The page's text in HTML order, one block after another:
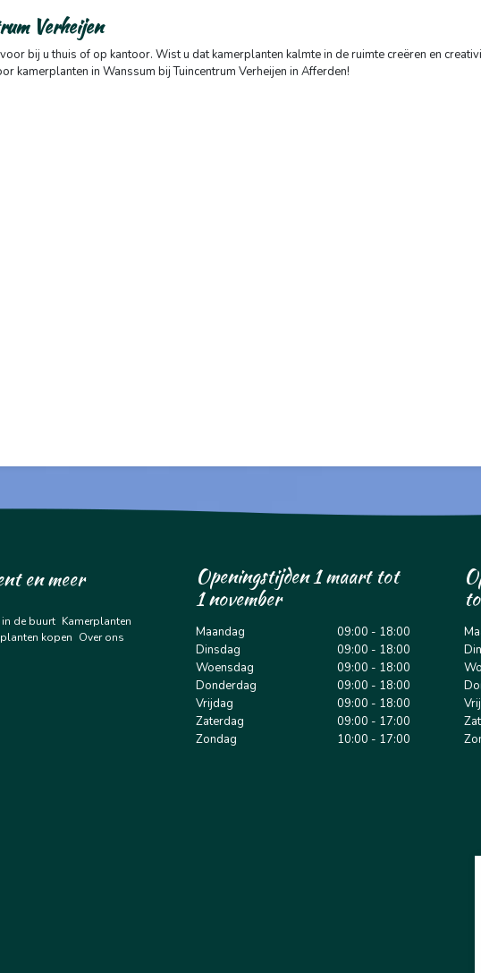
Verheijen
bij u thuis of op kantoor. Wist u dat kamerplanten kalmte in de ruimte creëren en
kamerplanten in Wanssum bij Tuincentrum Verheijen in Afferden!
en meer
de buurt Kamerplanten
kopen Over ons
Openingstijden 1 maart tot
1 november
Maandag
09:00 - 18:00
Dinsdag
09:00 - 18:00
Woensdag
09:00 - 18:00
Donderdag
09:00 - 18:00
Vrijdag
09:00 - 18:00
Zaterdag
09:00 - 17:00
Zondag
10:00 - 17:00